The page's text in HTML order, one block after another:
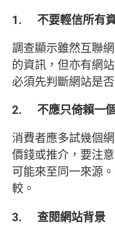
1. 不要輕信所有
調查顯示雖然互聯
的資訊，但亦有網
必須先判斷網站是
2. 不應只倚賴一
消費者應多試幾個
價錢或推介，要注
可能來至同一來源
較。
3. 查閱網站背景